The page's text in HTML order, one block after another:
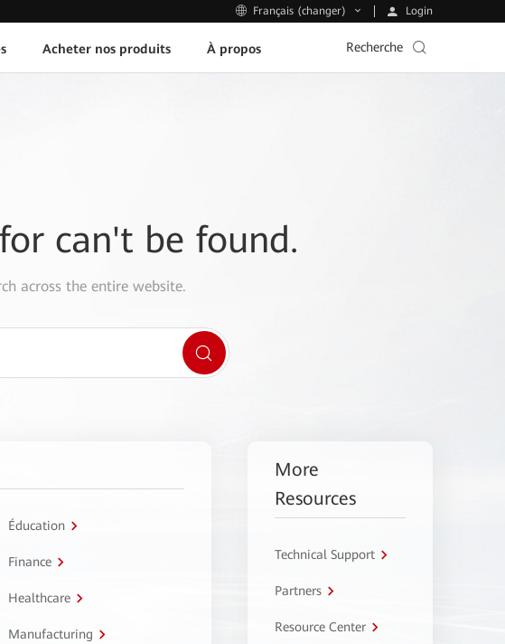
Français (changer) Login
Acheter nos produits À propos Recherche
can't be found.
across the entire website.
Éducation
Finance
Healthcare
Manufacturing
More
Resources
Technical Support
Partners
Resource Center